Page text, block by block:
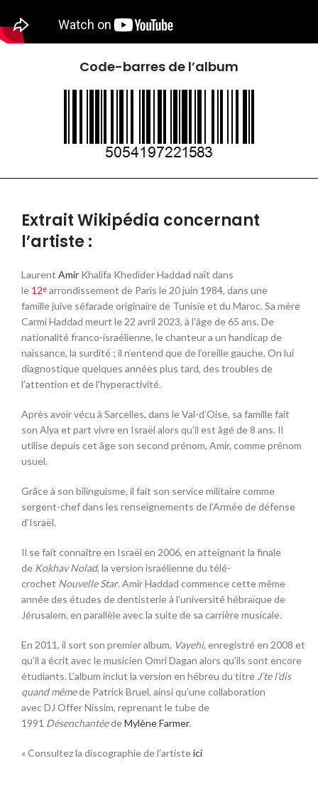
Code-barres de l’album
Extrait Wikipédia concernant
l’artiste :
Laurent Amir Khalifa Khedider Haddad naît dans
le 12e arrondissement de Paris le 20 juin 1984, dans une
famille juive séfarade originaire de Tunisie et du Maroc. Sa mère
Carmi Haddad meurt le 22 avril 2023, à l’âge de 65 ans. De
nationalité franco-israélienne, le chanteur a un handicap de
naissance, la surdité ; il n’entend que de l’oreille gauche. On lui
diagnostique quelques années plus tard, des troubles de
l’attention et de l’hyperactivité.
Après avoir vécu à Sarcelles, dans le Val-d’Oise, sa famille fait
son Alya et part vivre en Israël alors qu’il est âgé de 8 ans. Il
utilise depuis cet âge son second prénom, Amir, comme prénom
usuel.
Grâce à son bilinguisme, il fait son service militaire comme
sergent-chef dans les renseignements de l’Armée de défense
d’Israël.
Il se fait connaître en Israël en 2006, en atteignant la finale
de Kokhav Nolad, la version israélienne du télé-
crochet NouvelleStar. Amir Haddad commence cette même
année des études de dentisterie à l’université hébraïque de
Jérusalem, en parallèle avec la suite de sa carrière musicale.
En 2011, il sort son premier album, Vayehi, enregistré en 2008 et
qu’il a écrit avec le musicien Omri Dagan alors qu’ils sont encore
étudiants. L’album inclut la version en hébreu du titre J’te l’dis
quand mêmede Patrick Bruel, ainsi qu’une collaboration
avec DJ Offer Nissim, reprenant le tube de
1991 DésenchantéedeMylène Farmer.
« Consultez la discographie de l’artisteici